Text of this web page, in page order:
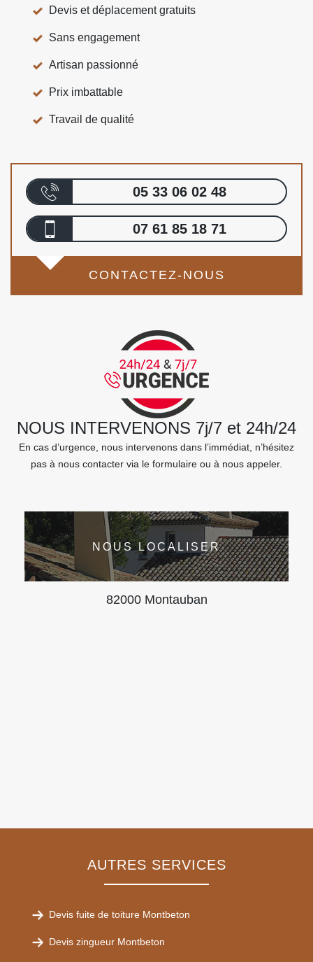
Devis et déplacement gratuits
Sans engagement
Artisan passionné
Prix imbattable
Travail de qualité
05 33 06 02 48
07 61 85 18 71
CONTACTEZ-NOUS
NOUS INTERVENONS 7j/7 et 24h/24
En cas d’urgence, nous intervenons dans l’immédiat, n’hésitez
pas à nous contacter via le formulaire ou à nous appeler.
NOUS LOCALISER
82000 Montauban
AUTRES SERVICES
Devis fuite de toiture Montbeton
Devis zingueur Montbeton